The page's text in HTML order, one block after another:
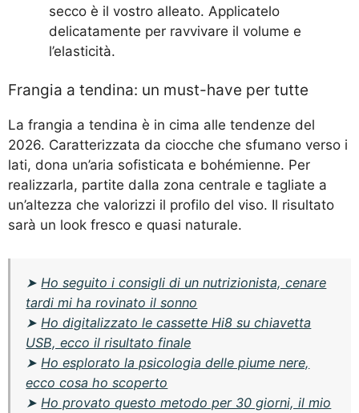
secco è il vostro alleato. Applicatelo
delicatamente per ravvivare il volume e
l’elasticità.
Frangia a tendina: un must-have per tutte
La frangia a tendina è in cima alle tendenze del
2026. Caratterizzata da ciocche che sfumano verso i
lati, dona un’aria sofisticata e bohémienne. Per
realizzarla, partite dalla zona centrale e tagliate a
un’altezza che valorizzi il profilo del viso. Il risultato
sarà un look fresco e quasi naturale.
➤Ho seguito i consigli di un nutrizionista, cenare
tardi mi ha rovinato il sonno
➤Ho digitalizzato le cassette Hi8 su chiavetta
USB, ecco il risultato finale
➤Ho esplorato la psicologia delle piume nere,
ecco cosa ho scoperto
➤Ho provato questo metodo per 30 giorni, il mio